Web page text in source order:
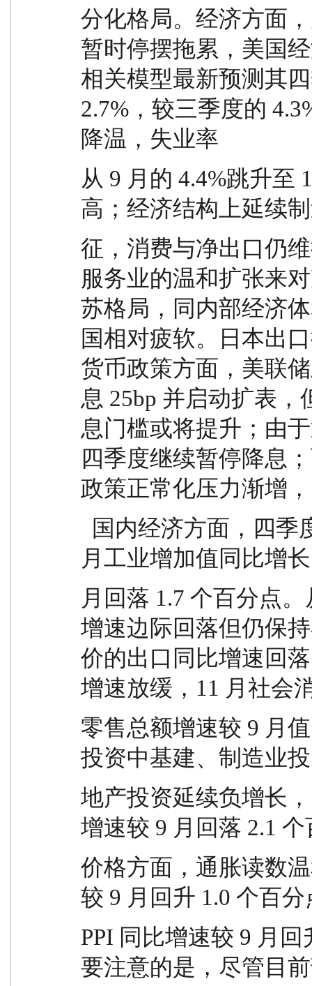
分化格局。经济方面
暂时停摆拖累，美国
相关模型最新预测其
2.7%，较三季度的
降温，失业率
从 9 月的 4.4%跳升至
高；经济结构上延续
征，消费与净出口仍
服务业的温和扩张来
苏格局，同内部经济
国相对疲软。日本出
货币政策方面，美联
息 25bp 并启动扩表
息门槛或将提升；由
四季度继续暂停降息
政策正常化压力渐增
月工业增加值同比增
月回落 1.7 个百分点
增速边际回落但仍保
价的出口同比增速回
增速放缓，11 月社会
零售总额增速较 9 月
投资中基建、制造业
地产投资延续负增长
增速较 9 月回落 2.1
价格方面，通胀读数
较 9 月回升 1.0 个百
PPI 同比增速较 9 月
要注意的是，尽管目